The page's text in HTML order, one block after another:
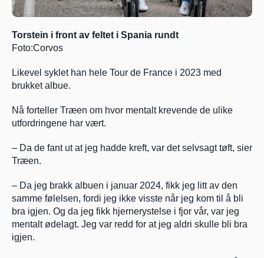
Foto:Corvos
Likevel syklet han hele Tour de France i 2023 med
brukket albue.
Nå forteller Træen om hvor mentalt krevende de ulike
utfordringene har vært.
– Da de fant ut at jeg hadde kreft, var det selvsagt tøft, sier
Træen.
– Da jeg brakk albuen i januar 2024, fikk jeg litt av den
samme følelsen, fordi jeg ikke visste når jeg kom til å bli
bra igjen. Og da jeg fikk hjernerystelse i fjor vår, var jeg
mentalt ødelagt. Jeg var redd for at jeg aldri skulle bli bra
igjen.